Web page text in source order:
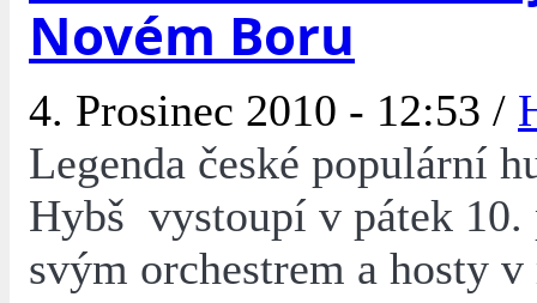
Novém Boru
4. Prosinec 2010 - 12:53 /
Legenda české populární
Hybš vystoupí v pátek 10.
svým orchestrem a hosty v